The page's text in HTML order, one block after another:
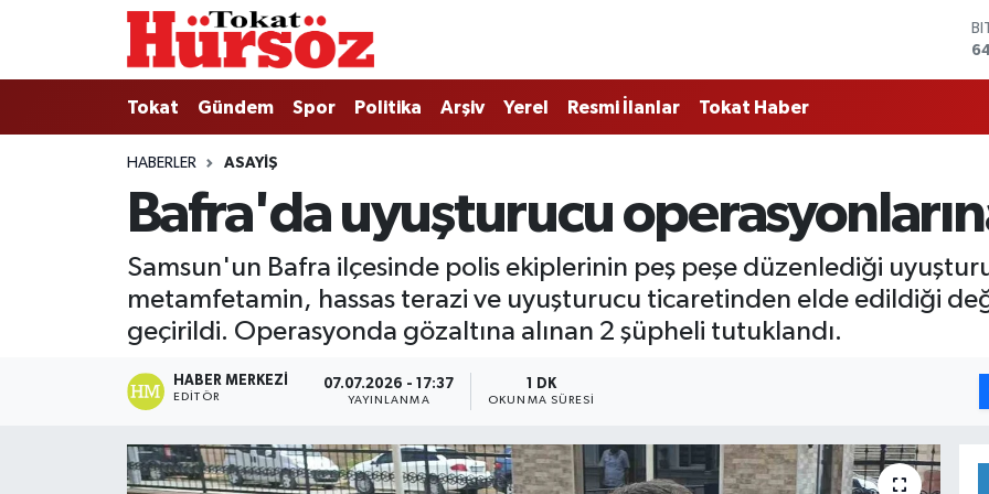
Tokat Gündem Spor Politika Arşiv Yerel Resmi İlanlar Tokat Haber
HABERLER ASAYIŞ
Bafra'da uyuşturucu
Samsun'un Bafra ilçesinde polis ekiplerinin peş peşe düzenlediği
metamfetamin, hassas terazi ve uyuşturucu ticaretinden elde edildiği
geçirildi. Operasyonda gözaltına alınan 2 şüpheli tutuklandı.
HABER MERKEZI
EDITÖR
07.07.2026 - 17:37
YAYINLANMA
1 DK
OKUNMA SÜRESI
Tokat
Türkiye Gündemi
Gündem
Nöbetçi Eczaneler
Hava Durumu
Tokat Namaz Vakitleri
Süper Lig Puan Durumu ve Fikstür
Haber Arşivi